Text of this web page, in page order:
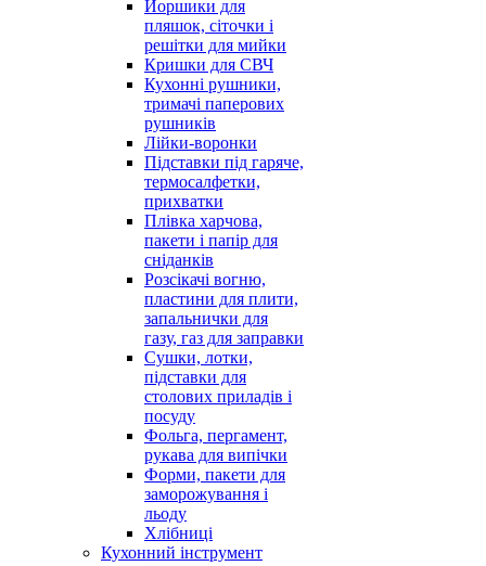
Йоршики для
пляшок, сіточки і
решітки для мийки
Кришки для СВЧ
Кухонні рушники,
тримачі паперових
рушників
Лійки-воронки
Підставки під гаряче,
термосалфетки,
прихватки
Плівка харчова,
пакети і папір для
сніданків
Розсікачі вогню,
пластини для плити,
запальнички для
газу, газ для заправки
Сушки, лотки,
підставки для
столових приладів і
посуду
Фольга, пергамент,
рукава для випічки
Форми, пакети для
заморожування і
льоду
Хлібниці
Кухонний інструмент